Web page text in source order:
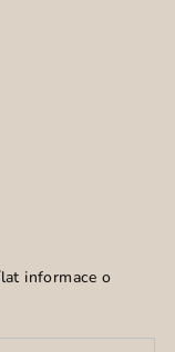
informace o